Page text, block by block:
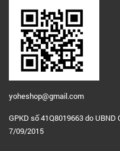
yoheshop@gmail.com
GPKD số 41Q8019663 do
7/09/2015